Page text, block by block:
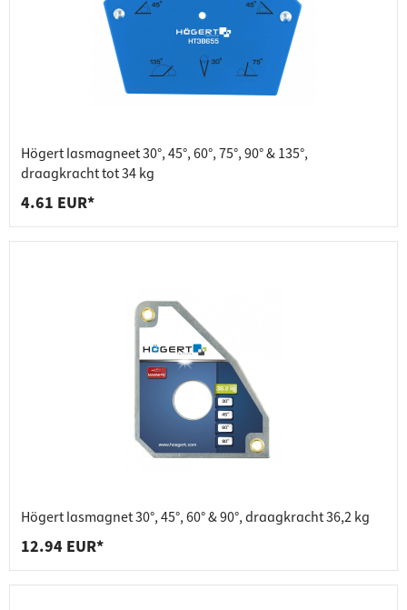
Högert lasmagneet 30°, 45°, 60°, 75°, 90° & 135°,
draagkracht tot 34 kg
4.61 EUR*
Högert lasmagnet 30°, 45°, 60° & 90°, draagkracht 36,2 kg
12.94 EUR*